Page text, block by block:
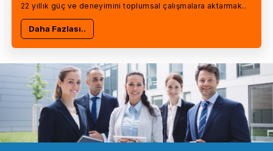
22 yıllık güç ve deneyimini toplumsal çalışmalara aktarmak..
Daha Fazlası..